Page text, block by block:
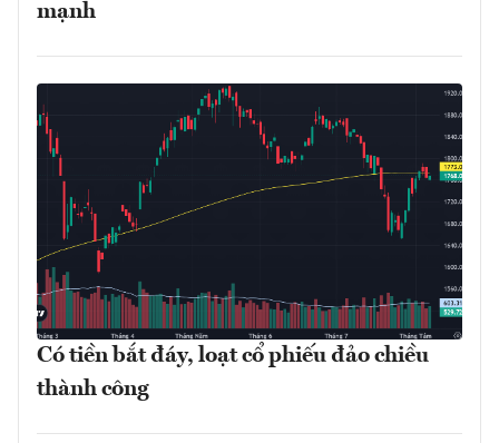
mạnh
Có tiền bắt đáy, loạt cổ phiếu đảo chiều
thành công